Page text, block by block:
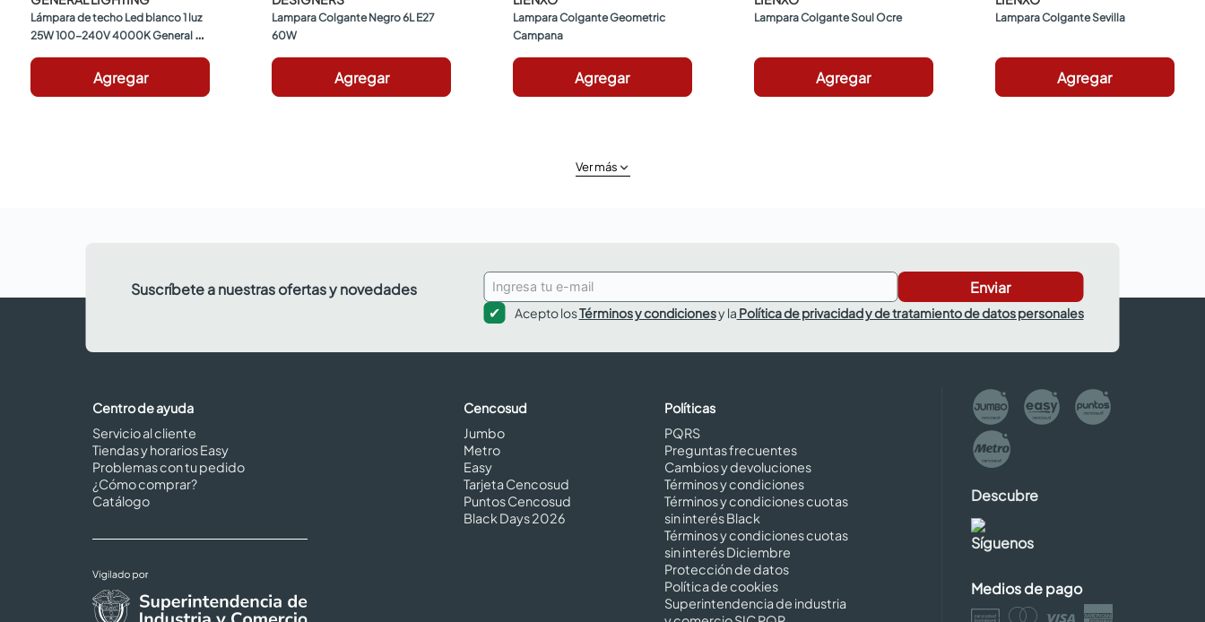
Lámpara de techo Led blanco 1 luz
25W 100-240V 4000K General
Agregar
Lampara Colgante Negro 6L E27
60W
Agregar
Lampara Colgante Geometric
Campana
Agregar
Lampara Colgante Soul Ocre
Agregar
Lampara Colgante Sevilla
Agregar
Ver más
Suscríbete a nuestras ofertas y novedades Enviar
Acepto losTérminos y condicionesy la Política de privacidad y de tratamiento de datos personales
Centro de ayuda
Servicio al cliente
Tiendas y horarios Easy
Problemas con tu pedido
¿Cómo comprar?
Catálogo
Cencosud
Jumbo
Metro
Easy
Tarjeta Cencosud
Puntos Cencosud
Black Days 2026
Políticas
PQRS
Preguntas frecuentes
Cambios y devoluciones
Términos y condiciones
Términos y condiciones cuotas
sin interés Black
Términos y condiciones cuotas
sin interés Diciembre
Protección de datos
Política de cookies
Superintendencia de industria
Descubre
Síguenos
Medios de pago